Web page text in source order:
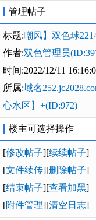
管理帖子
标题:嘲风】双色球
作者:双色管理员
时间:2022/12/11
所属:域名
心水区】+(ID:972)
楼主可选择操作
[修改帖子][续续帖子]
[文件续传][删除帖子]
[结束帖子][查看加黑]
[附件管理][清空日志]